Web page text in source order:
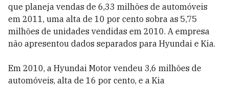
que planeja vendas de 6,33 milhões de automóveis
em 2011, uma alta de 10 por cento sobra as 5,75
milhões de unidades vendidas em 2010. A empresa
não apresentou dados separados para Hyundai e Kia.
Em 2010, a Hyundai Motor vendeu 3,6 milhões de
automóveis, alta de 16 por cento, e a Kia